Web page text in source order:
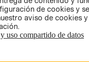
AVISO DE
COOKIES
de cookies y
aviso de cookies
uso compartido de datos